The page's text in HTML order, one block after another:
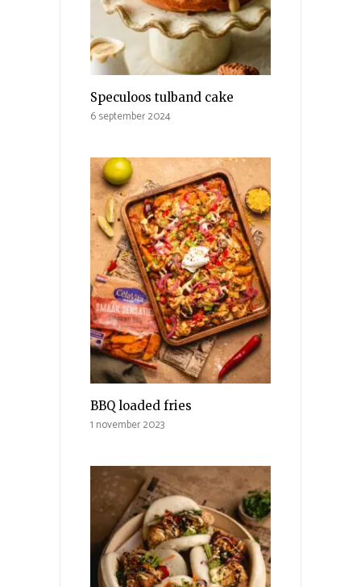
Speculoos tulband cake
6 september 2024
BBQ loaded fries
1 november 2023